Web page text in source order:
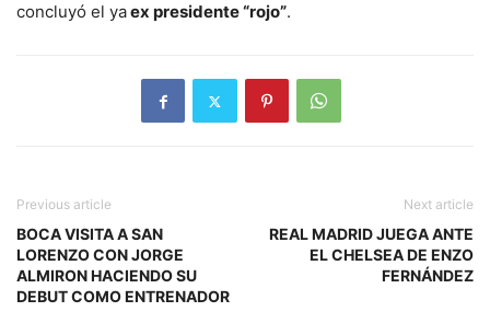
concluyó el yaex presidente “rojo”.
Previous article
BOCA VISITA A SAN
LORENZO CON JORGE
ALMIRON HACIENDO SU
DEBUT COMO ENTRENADOR
Next article
REAL MADRID JUEGA ANTE
EL CHELSEA DE ENZO
FERNÁNDEZ